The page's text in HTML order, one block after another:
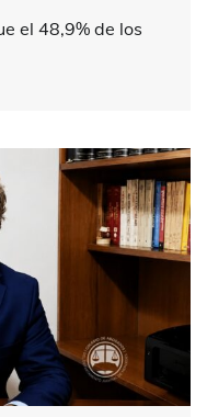
el 48,9% de los